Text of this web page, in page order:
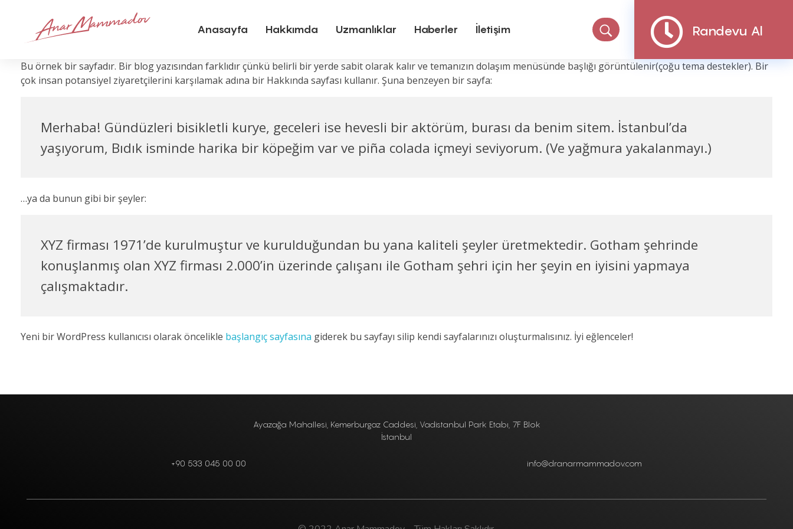
Anasayfa Hakkımda Uzmanlıklar Haberler İletişim Randevu Al
Bu örnek bir sayfadır. Bir blog yazısından farklıdır çünkü belirli bir yerde sabit olarak kalır ve temanızın dolaşım menüsünde başlığı görüntülenir(çoğu tema destekler). Bir
çok insan potansiyel ziyaretçilerini karşılamak adına bir Hakkında sayfası kullanır. Şuna benzeyen bir sayfa:
Merhaba! Gündüzleri bisikletli kurye, geceleri ise hevesli bir aktörüm, burası da benim sitem. İstanbul’da
yaşıyorum, Bıdık isminde harika bir köpeğim var ve piña colada içmeyi seviyorum. (Ve yağmura yakalanmayı.)
…ya da bunun gibi bir şeyler:
XYZ firması 1971’de kurulmuştur ve kurulduğundan bu yana kaliteli şeyler üretmektedir. Gotham şehrinde
konuşlanmış olan XYZ firması 2.000’in üzerinde çalışanı ile Gotham şehri için her şeyin en iyisini yapmaya
çalışmaktadır.
Yeni bir WordPress kullanıcısı olarak öncelikle başlangıç sayfasına giderek bu sayfayı silip kendi sayfalarınızı oluşturmalısınız. İyi eğlenceler!
Ayazağa Mahallesi, Kemerburgaz Caddesi, Vadistanbul Park Etabı, 7F Blok
İstanbul
+90 533 045 00 00 info@dranarmammadov.com